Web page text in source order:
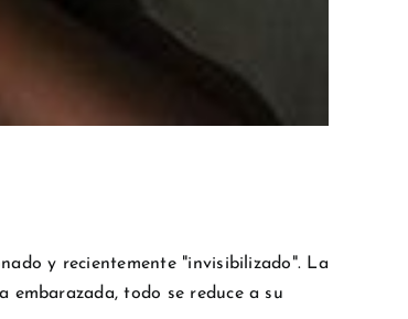
y recientemente "invisibilizado". La
embarazada, todo se reduce a su